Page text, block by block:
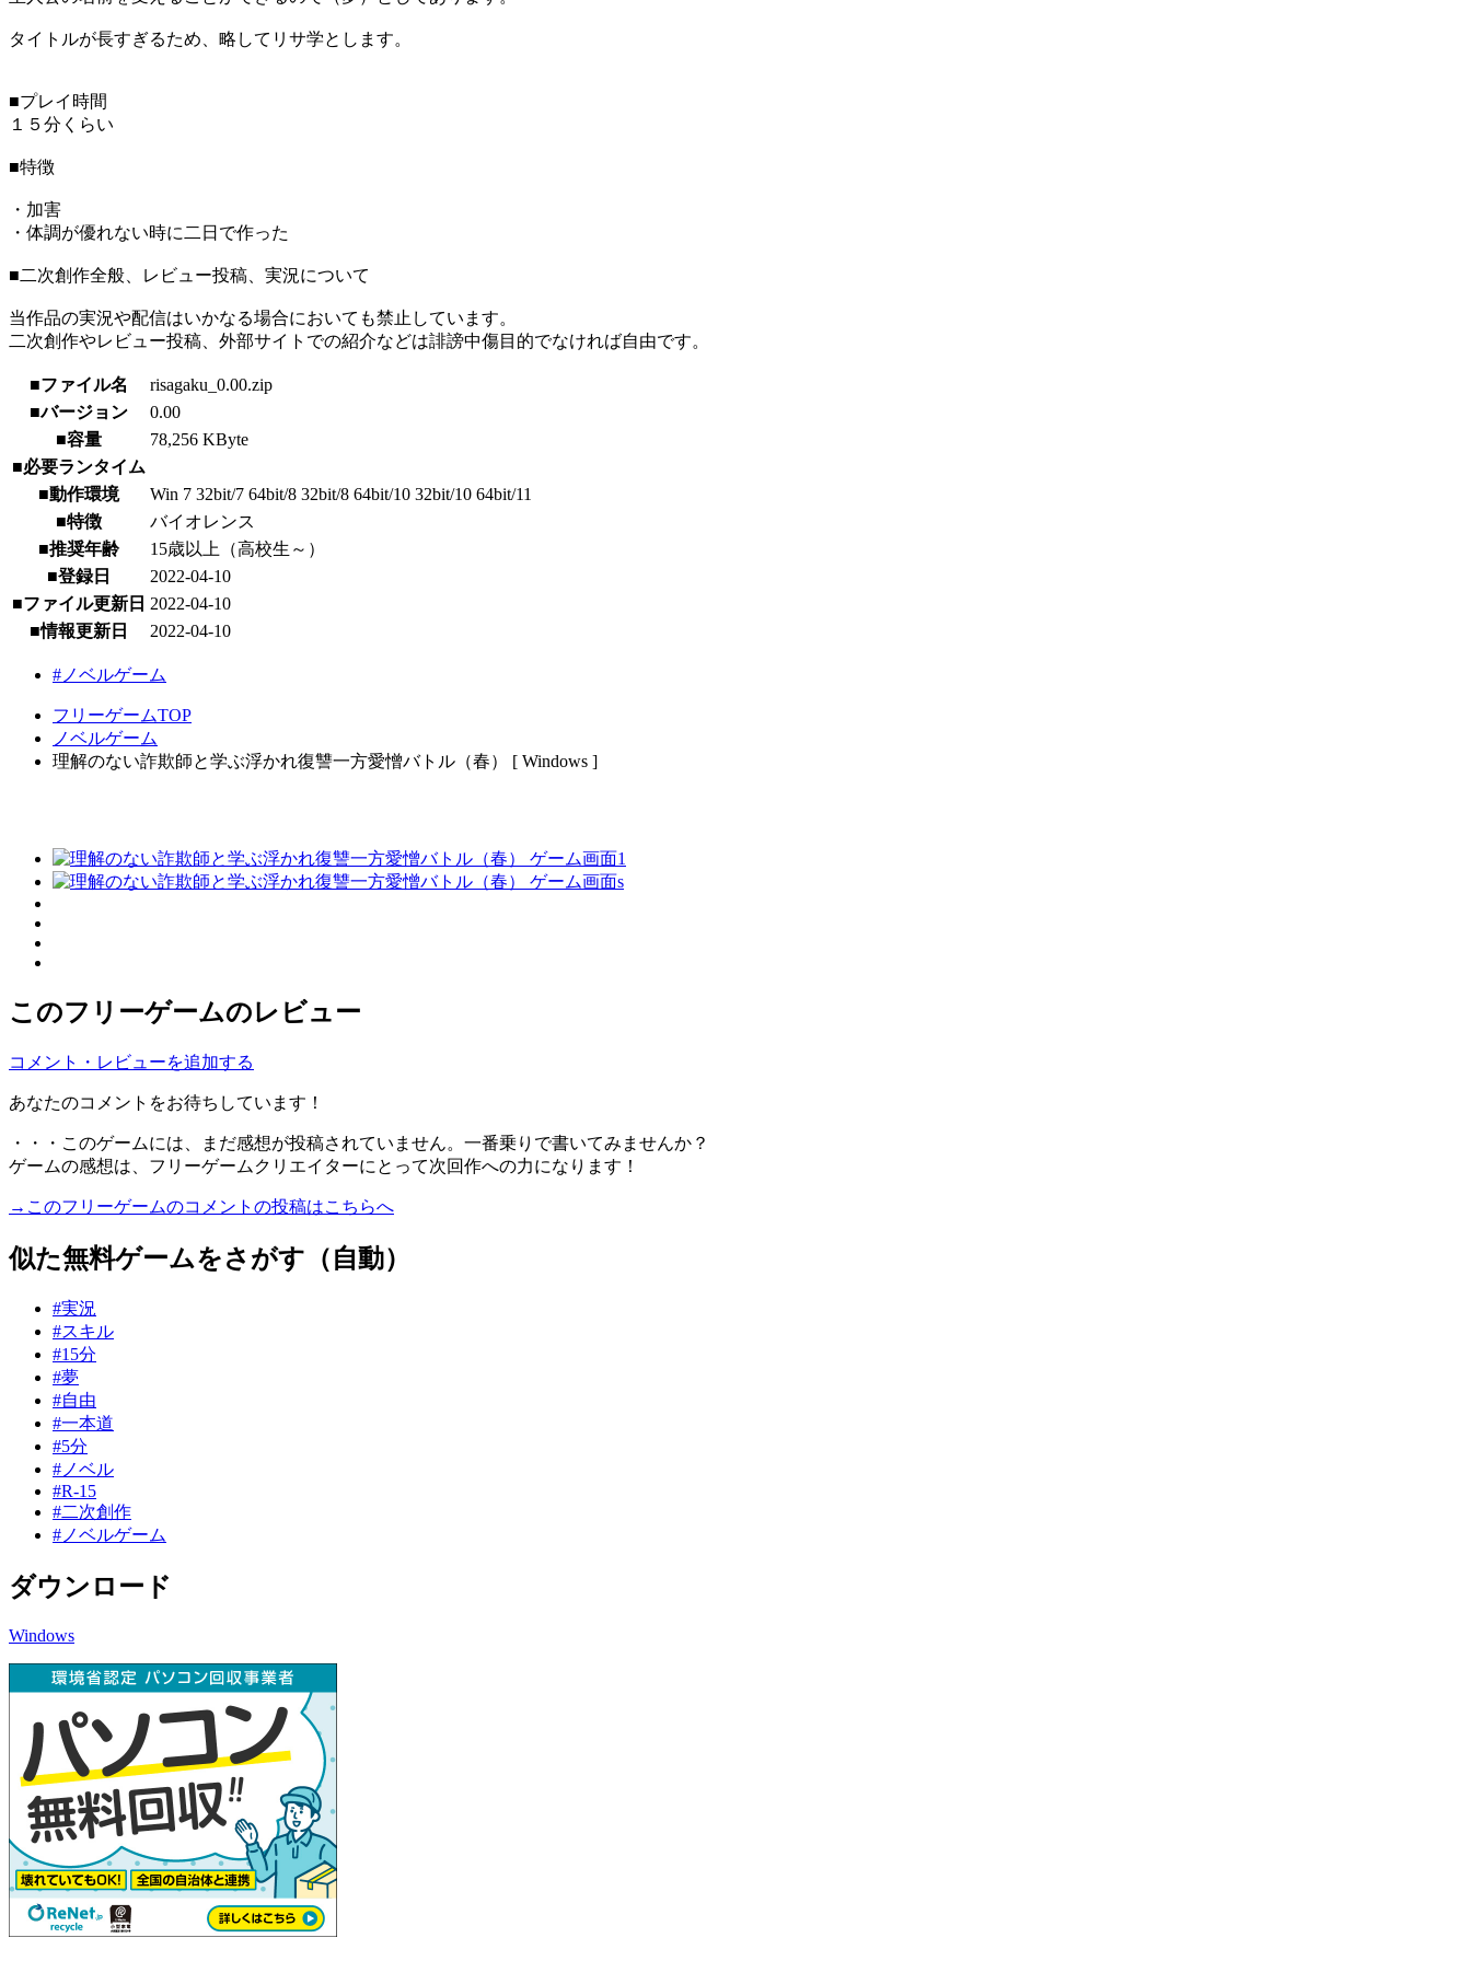
タイトルが長すぎるため、略してリサ学とします。
■プレイ時間
１５分くらい
■特徴
・加害
・体調が優れない時に二日で作った
■二次創作全般、レビュー投稿、実況について
当作品の実況や配信はいかなる場合においても禁止しています。
二次創作やレビュー投稿、外部サイトでの紹介などは誹謗中傷目的でなければ自由です。
■ファイル名
risagaku_0.00.zip
■バージョン
0.00
■容量
78,256 KByte
■必要ランタイム
■動作環境
Win 7 32bit/7 64bit/8 32bit/8 64bit/10 32bit/10 64bit/11
■特徴
バイオレンス
■推奨年齢
15歳以上（高校生～）
■登録日
2022-04-10
■ファイル更新日 2022-04-10
■情報更新日
2022-04-10
#ノベルゲーム
フリーゲームTOP
ノベルゲーム
理解のない詐欺師と学ぶ浮かれ復讐一方愛憎バトル（春） [ Windows ]
このフリーゲームのレビュー
コメント・レビューを追加する
あなたのコメントをお待ちしています！
・・・このゲームには、まだ感想が投稿されていません。一番乗りで書いてみませんか？
ゲームの感想は、フリーゲームクリエイターにとって次回作への力になります！
→このフリーゲームのコメントの投稿はこちらへ
似た無料ゲームをさがす（自動）
#実況
#スキル
#15分
#夢
#自由
#一本道
#5分
#ノベル
#R-15
#二次創作
#ノベルゲーム
ダウンロード
Windows